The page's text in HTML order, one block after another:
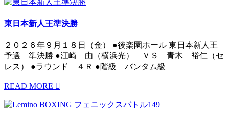
東日本新人王準決勝
２０２６年９月１８日（金） ●後楽園ホール 東日本新人王
予選 準決勝 ●江崎 由（横浜光） ＶＳ 青木 裕仁（セ
レス） ●ラウンド ４Ｒ ●階級 バンタム級
READ MORE